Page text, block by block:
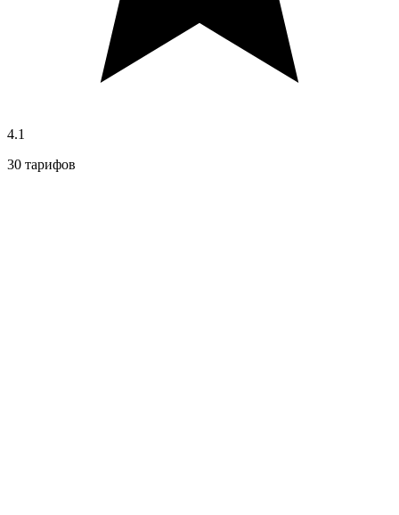
4.1
30 тарифов